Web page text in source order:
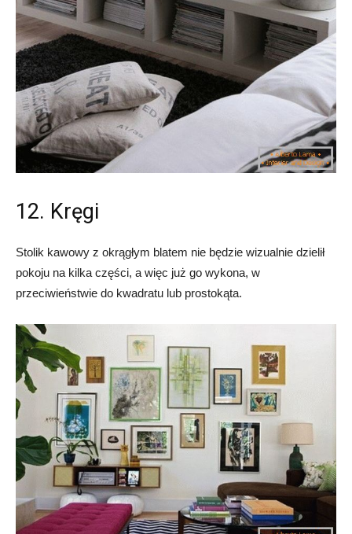
12. Kręgi
Stolik kawowy z okrągłym blatem nie będzie wizualnie dzielił
pokoju na kilka części, a więc już go wykona, w
przeciwieństwie do kwadratu lub prostokąta.